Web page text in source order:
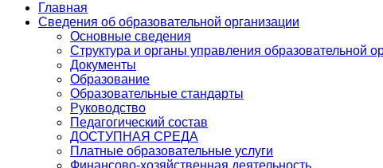
Главная
Сведения об образовательной организации
Основные сведения
Структура и органы управления образовательной
Документы
Образование
Образовательные стандарты
Руководство
Педагогический состав
ДОСТУПНАЯ СРЕДА
Платные образовательные услуги
Финансово-хозяйственная деятельность